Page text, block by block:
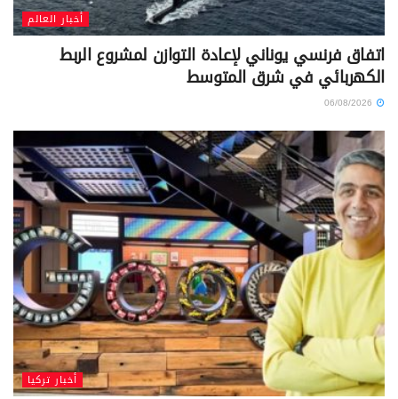
أخبار العالم
اتفاق فرنسي يوناني لإعادة التوازن لمشروع الربط
الكهربائي في شرق المتوسط
أخبار تركيا